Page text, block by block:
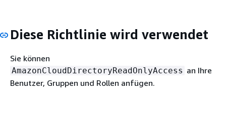
Diese Richtlinie wird verwendet
Sie können
AmazonCloudDirectoryReadOnlyAccess an Ihre
Benutzer, Gruppen und Rollen anfügen.